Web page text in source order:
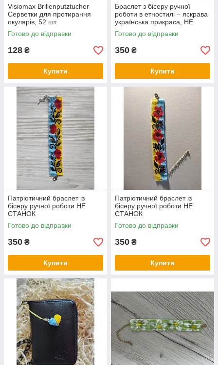
Visiomax Brillenputztucher
Серветки для протирання
окулярів, 52 шт.
Готово до відправки
128 ₴
Купити
Браслет з бісеру ручної
роботи в етностилі – яскрава
українська прикраса, НЕ
СТАНОК
Готово до відправки
350 ₴
Купити
Патріотичний браслет із
бісеру ручної роботи НЕ
СТАНОК
Готово до відправки
350 ₴
Купити
Патріотичний браслет із
бісеру ручної роботи НЕ
СТАНОК
Готово до відправки
350 ₴
Купити